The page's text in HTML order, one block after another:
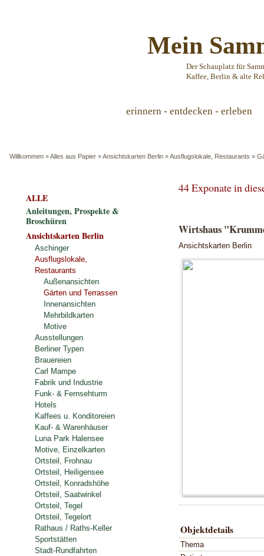
Mein
Der Schauplatz für
Kaffee, Berlin & alte
erinnern - entdecken - erleben
Willkommen »Alles aus Papier »Ansichtskarten Berlin »Ausflugslokale, Restaurants »
44 Exponate in
Wirtshaus
Ansichtskarten Berlin
Objektdetails
Thema
ALLE
Anleitungen, Prospekte &
Broschüren
Ansichtskarten Berlin
Aschinger
Ausflugslokale,
Restaurants
Außenansichten
Gärten und Terrassen
Innenansichten
Mehrbildkarten
Motive
Ausstellungen
Berliner Typen
Brauereien
Carl Mampe
Fabrik und Industrie
Funk- & Fernsehturm
Hotels
Kaffees u. Konditoreien
Kauf- & Warenhäuser
Luna Park Halensee
Motive, Einzelkarten
Ortsteil, Frohnau
Ortsteil, Heiligensee
Ortsteil, Konradshöhe
Ortsteil, Saatwinkel
Ortsteil, Tegel
Ortsteil, Tegelort
Rathaus / Raths-Keller
Sportstätten
Stadt-Rundfahrten